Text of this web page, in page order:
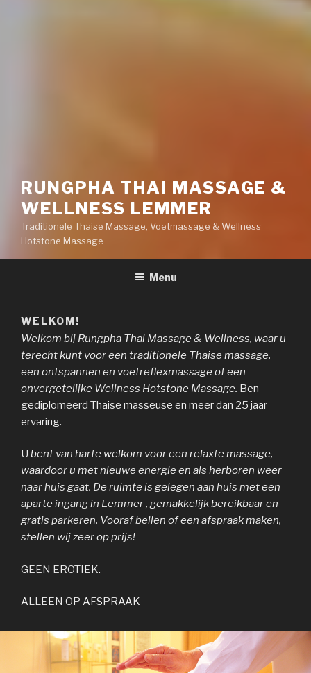
RUNGPHA THAI MASSAGE &
WELLNESS LEMMER
Traditionele Thaise Massage, Voetmassage & Wellness
Hotstone Massage
Menu
WELKOM!
Welkom bij Rungpha Thai Massage & Wellness, waar u
terecht kunt voor een traditionele Thaise massage,
een ontspannen en voetreflexmassage of een
onvergetelijke Wellness Hotstone Massage. Ben
gediplomeerd Thaise masseuse en meer dan 25 jaar
ervaring.
U bent van harte welkom voor een relaxte massage,
waardoor u met nieuwe energie en als herboren weer
naar huis gaat. De ruimte is gelegen aan huis met een
aparte ingang in Lemmer , gemakkelijk bereikbaar en
gratis parkeren. Vooraf bellen of een afspraak maken,
stellen wij zeer op prijs!
GEEN EROTIEK.
ALLEEN OP AFSPRAAK